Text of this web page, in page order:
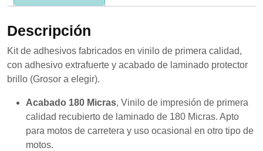
Descripción
Kit de adhesivos fabricados en vinilo de primera calidad,
con adhesivo extrafuerte y acabado de laminado protector
brillo (Grosor a elegir).
Acabado 180 Micras, Vinilo de impresión de primera
calidad recubierto de laminado de 180 Micras. Apto
para motos de carretera y uso ocasional en otro tipo de
motos.
Marketing
intereses y
mientras visitas
nuestro sitio,
posibilidad de
ver contenido y